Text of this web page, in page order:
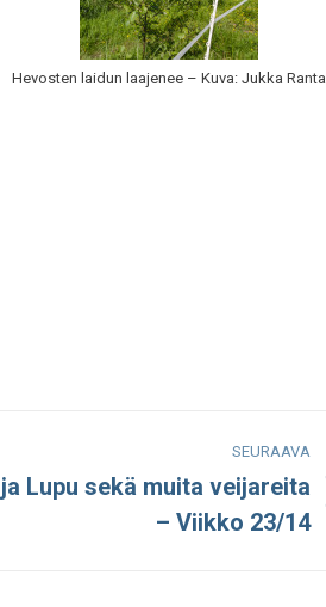
Hevosten laidun laajenee – Kuva: Jukka Ranta
SEURAAVA
Lupu sekä muita veijareita
– Viikko 23/14